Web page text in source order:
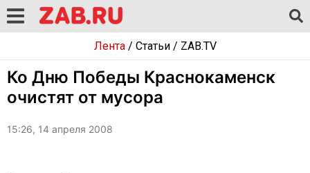
Лента/ Статьи/ ZAB.TV
Ко Дню Победы Краснокаменск
очистят от мусора
15:26, 14 апреля 2008